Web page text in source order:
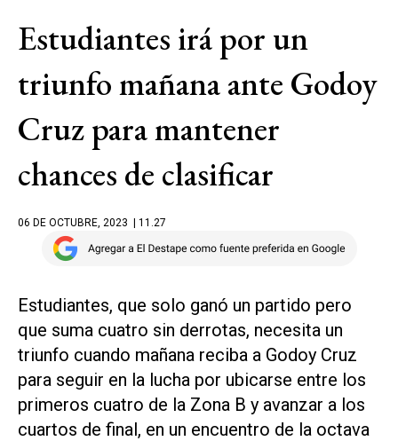
Estudiantes irá por un
triunfo mañana ante Godoy
Cruz para mantener
chances de clasificar
06 DE OCTUBRE, 2023 | 11.27
Estudiantes, que solo ganó un partido pero
que suma cuatro sin derrotas, necesita un
triunfo cuando mañana reciba a Godoy Cruz
para seguir en la lucha por ubicarse entre los
primeros cuatro de la Zona B y avanzar a los
cuartos de final, en un encuentro de la octava